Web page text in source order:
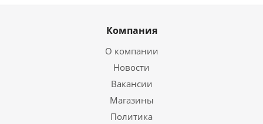
Компания
О компании
Новости
Вакансии
Магазины
Политика